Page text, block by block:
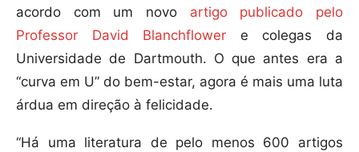
acordo com um novo artigo publicado pelo
Professor David Blanchflower e colegas da
Universidade de Dartmouth. O que antes era a
“curva em U” do bem-estar, agora é mais uma luta
árdua em direção à felicidade.
“Há uma literatura de pelo menos 600 artigos